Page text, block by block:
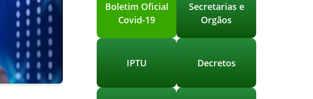
Boletim Oficial
Covid-19
Secretarias e
Orgãos
IPTU Decretos